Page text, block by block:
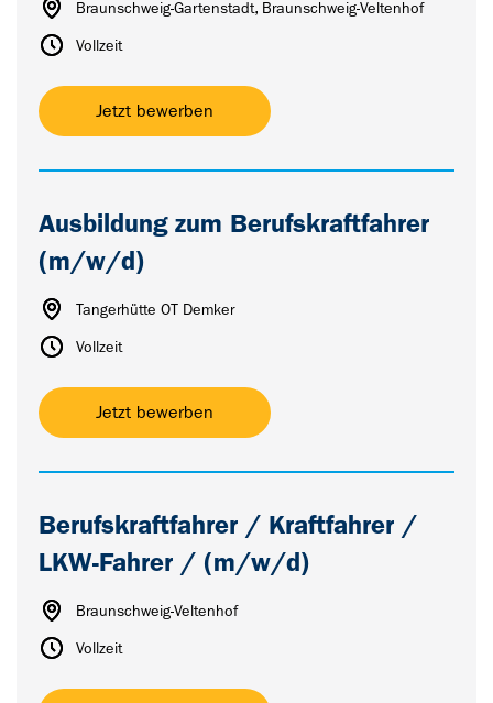
Braunschweig-Gartenstadt, Braunschweig-Veltenhof
Vollzeit
Jetzt bewerben
Ausbildung zum Berufskraftfahrer
(m/w/d)
Tangerhütte OT Demker
Vollzeit
Jetzt bewerben
Berufskraftfahrer / Kraftfahrer /
LKW-Fahrer / (m/w/d)
Braunschweig-Veltenhof
Vollzeit